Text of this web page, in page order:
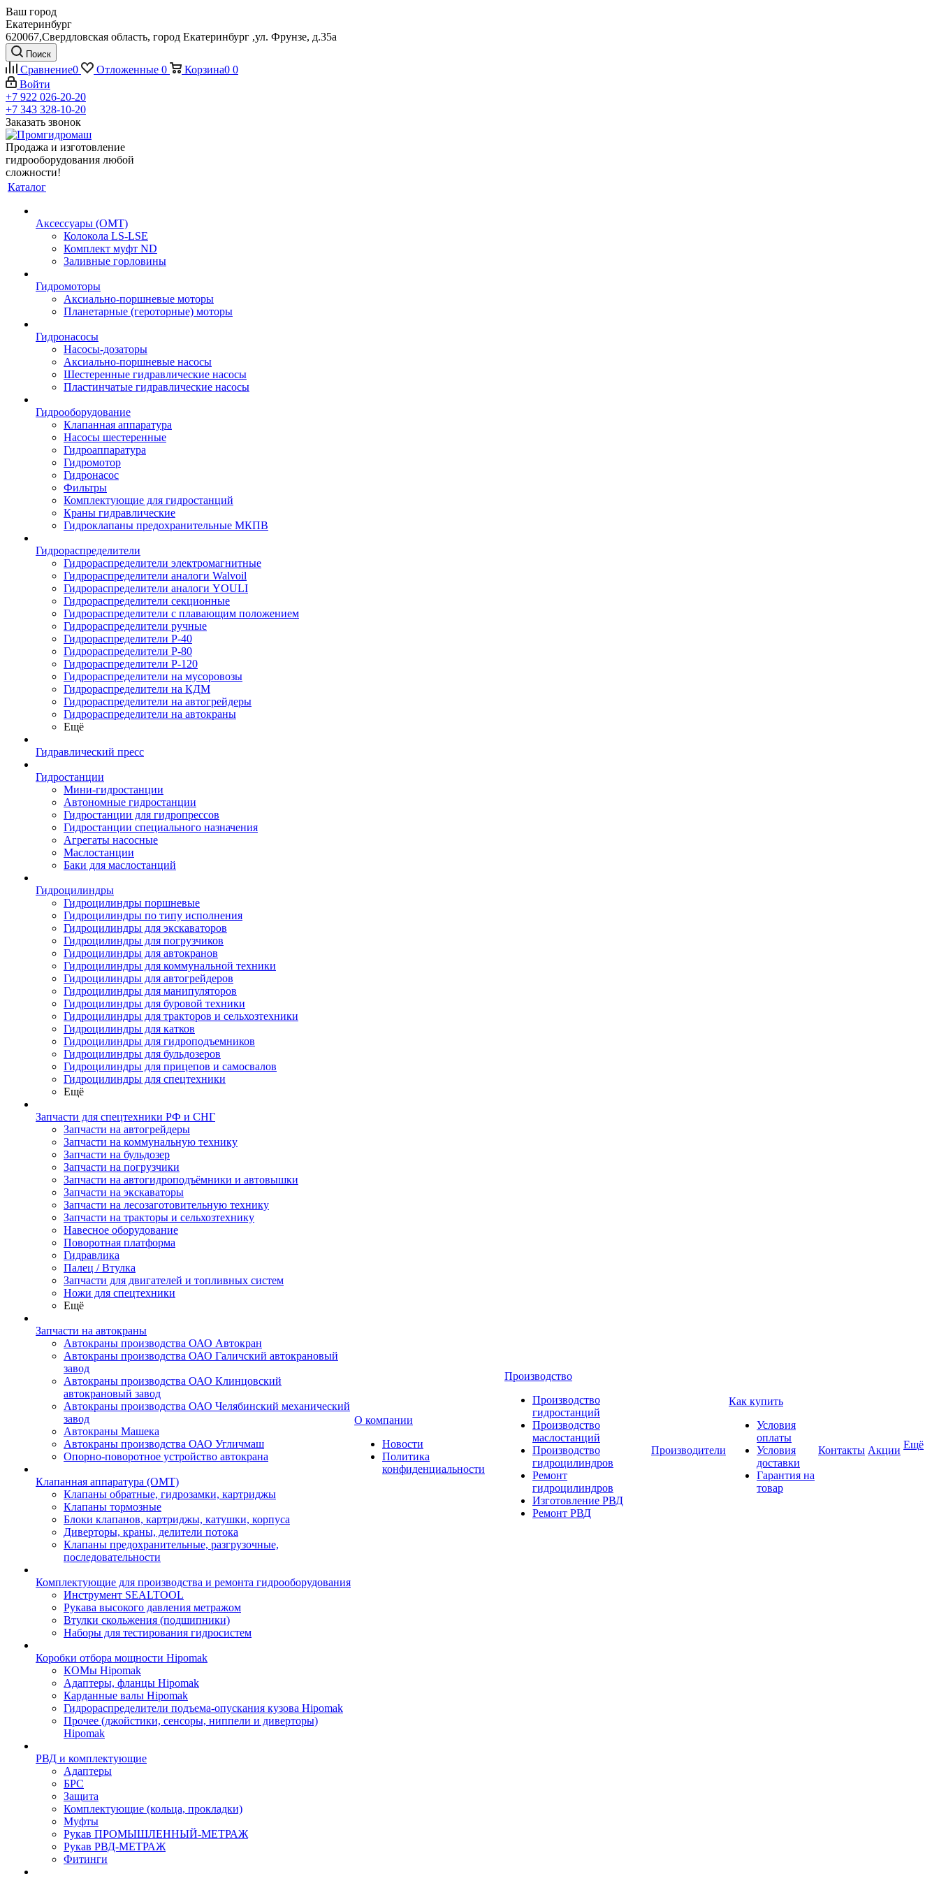
Ваш город
Екатеринбург
620067,Свердловская область, город Екатеринбург ,ул. Фрунзе, д.35а
Поиск
Сравнение0 Отложенные 0 Корзина0 0
Войти
+7 922 026-20-20
+7 343 328-10-20
Заказать звонок
Продажа и изготовление
гидрооборудования любой
сложности!
Каталог
Аксессуары (OMT)
Колокола LS-LSE
Комплект муфт ND
Заливные горловины
Гидромоторы
Аксиально-поршневые моторы
Планетарные (героторные) моторы
Гидронасосы
Насосы-дозаторы
Аксиально-поршневые насосы
Шестеренные гидравлические насосы
Пластинчатые гидравлические насосы
Гидрооборудование
Клапанная аппаратура
Насосы шестеренные
Гидроаппаратура
Гидромотор
Гидронасос
Фильтры
Комплектующие для гидростанций
Краны гидравлические
Гидроклапаны предохранительные МКПВ
Гидрораспределители
Гидрораспределители электромагнитные
Гидрораспределители аналоги Walvoil
Гидрораспределители аналоги YOULI
Гидрораспределители секционные
Гидрораспределители с плавающим положением
Гидрораспределители ручные
Гидрораспределители Р-40
Гидрораспределители Р-80
Гидрораспределители Р-120
Гидрораспределители на мусоровозы
Гидрораспределители на КДМ
Гидрораспределители на автогрейдеры
Гидрораспределители на автокраны
Ещё
Гидравлический пресс
Гидростанции
Мини-гидростанции
Автономные гидростанции
Гидростанции для гидропрессов
Гидростанции специального назначения
Агрегаты насосные
Маслостанции
Баки для маслостанций
Гидроцилиндры
Гидроцилиндры поршневые
Гидроцилиндры по типу исполнения
Гидроцилиндры для экскаваторов
Гидроцилиндры для погрузчиков
Гидроцилиндры для автокранов
Гидроцилиндры для коммунальной техники
Гидроцилиндры для автогрейдеров
Гидроцилиндры для манипуляторов
Гидроцилиндры для буровой техники
Гидроцилиндры для тракторов и сельхозтехники
Гидроцилиндры для катков
Гидроцилиндры для гидроподъемников
Гидроцилиндры для бульдозеров
Гидроцилиндры для прицепов и самосвалов
Гидроцилиндры для спецтехники
Ещё
Запчасти для спецтехники РФ и СНГ
Запчасти на автогрейдеры
Запчасти на коммунальную технику
Запчасти на бульдозер
Запчасти на погрузчики
Запчасти на автогидроподъёмники и автовышки
Запчасти на экскаваторы
Запчасти на лесозаготовительную технику
Запчасти на тракторы и сельхозтехнику
Навесное оборудование
Поворотная платформа
Гидравлика
Палец / Втулка
Запчасти для двигателей и топливных систем
Ножи для спецтехники
Ещё
Запчасти на автокраны
Автокраны производства ОАО Автокран
Автокраны производства ОАО Галичский автокрановый
завод
Автокраны производства ОАО Клинцовский
автокрановый завод
Автокраны производства ОАО Челябинский механический
завод
Автокраны Машека
Автокраны производства ОАО Угличмаш
Опорно-поворотное устройство автокрана
Клапанная аппаратура (OMT)
Клапаны обратные, гидрозамки, картриджы
Клапаны тормозные
Блоки клапанов, картриджы, катушки, корпуса
Диверторы, краны, делители потока
Клапаны предохранительные, разгрузочные,
последовательности
Комплектующие для производства и ремонта гидрооборудования
Инструмент SEALTOOL
Рукава высокого давления метражом
Втулки скольжения (подшипники)
Наборы для тестирования гидросистем
Коробки отбора мощности Hipomak
КОМы Hipomak
Адаптеры, фланцы Hipomak
Карданные валы Hipomak
Гидрораспределители подъема-опускания кузова Hipomak
Прочее (джойстики, сенсоры, ниппели и диверторы)
Hipomak
РВД и комплектующие
Адаптеры
БРС
Защита
Комплектующие (кольца, прокладки)
Муфты
Рукав ПРОМЫШЛЕННЫЙ-МЕТРАЖ
Рукав РВД-МЕТРАЖ
Фитинги
О компании
Новости
Политика
конфиденциальности
Производство
Производство
гидростанций
Производство
маслостанций
Производство
гидроцилиндров
Ремонт
гидроцилиндров
Изготовление РВД
Ремонт РВД
Производители
Как купить
Условия
оплаты
Условия
доставки
Гарантия на
товар
Контакты Акции Ещё